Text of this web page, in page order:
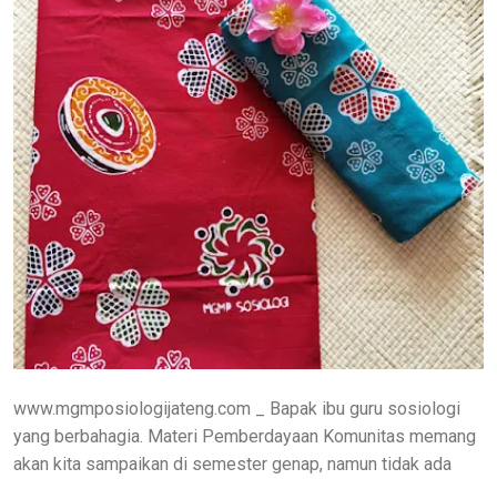
www.mgmposiologijateng.com _ Bapak ibu guru sosiologi
yang berbahagia. Materi Pemberdayaan Komunitas memang
akan kita sampaikan di semester genap, namun tidak ada